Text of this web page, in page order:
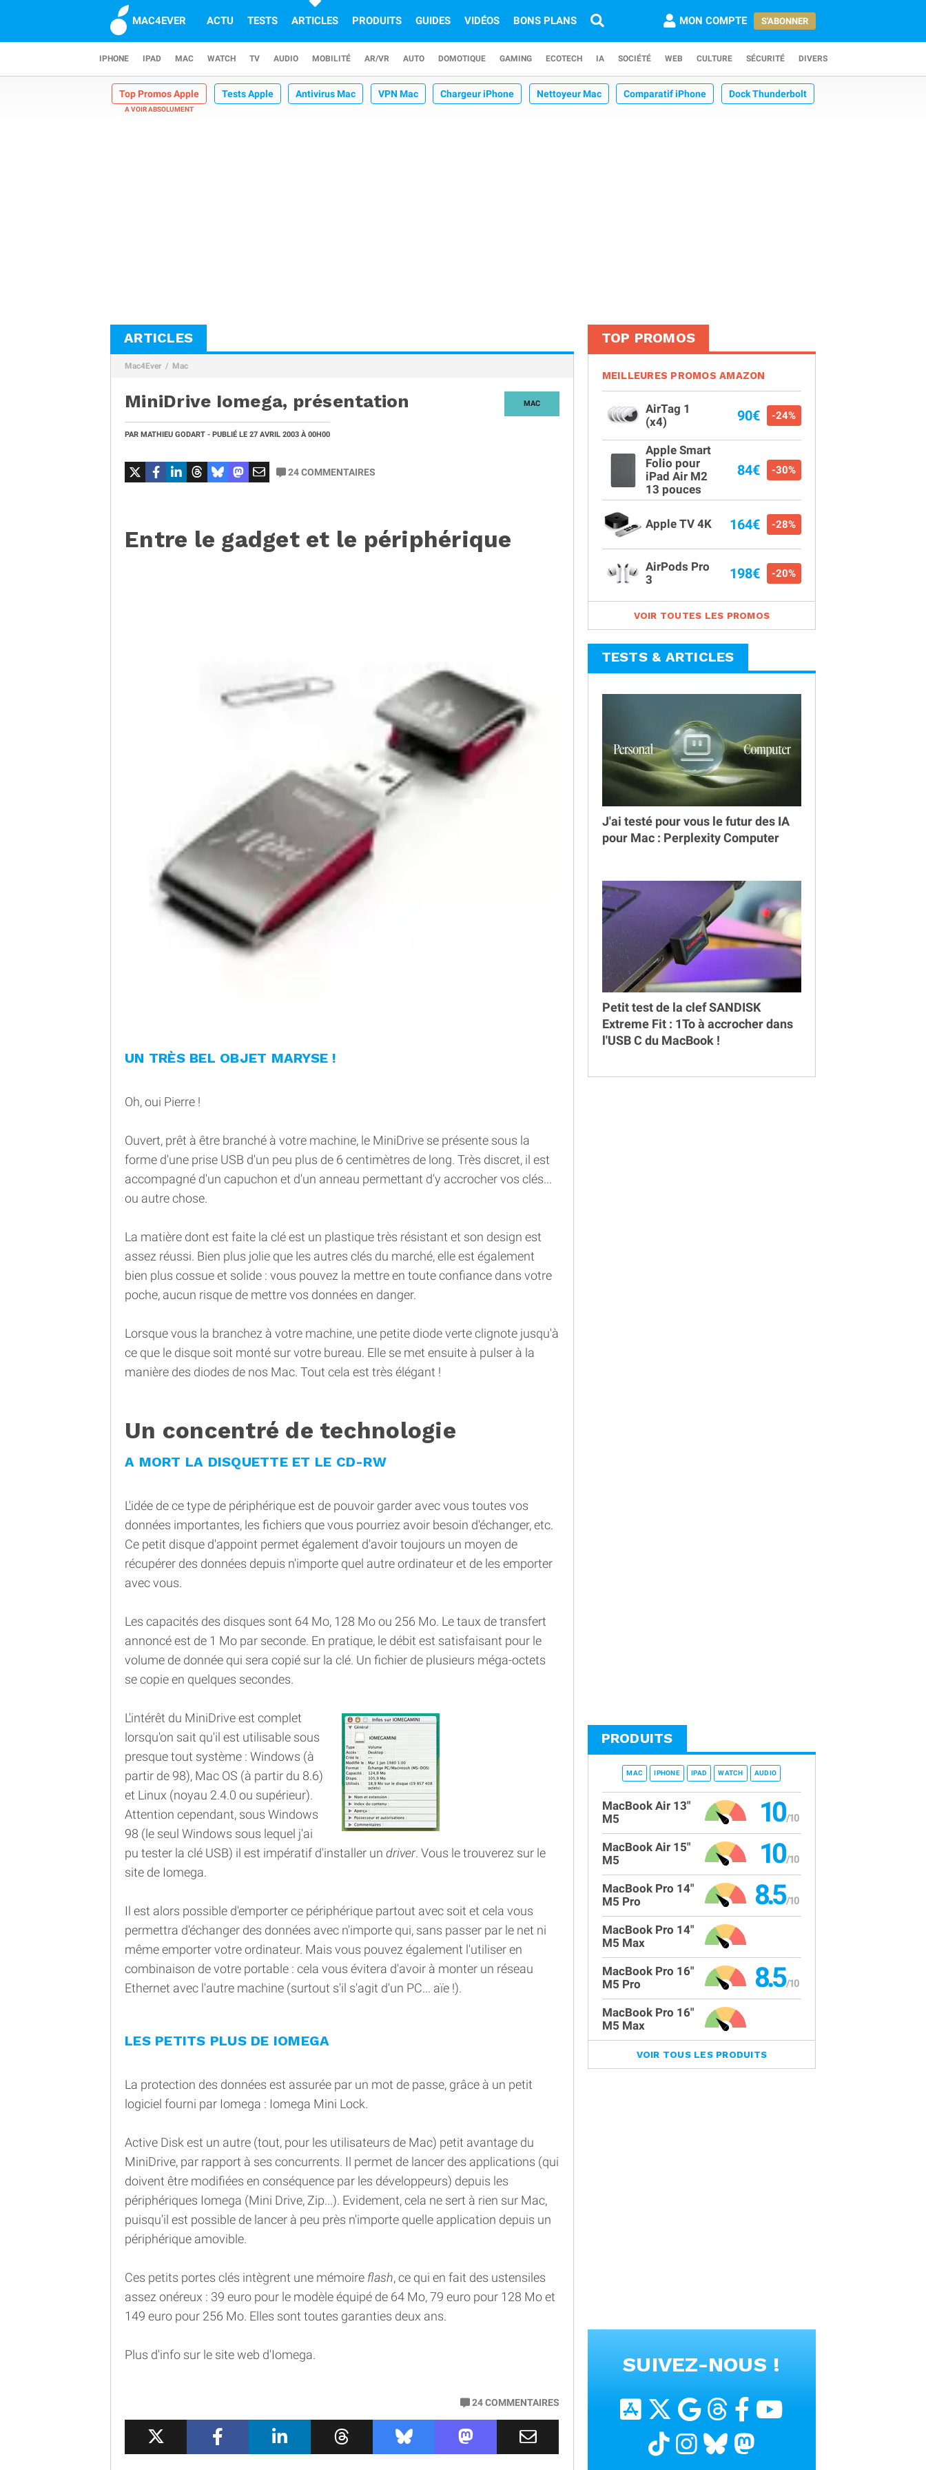
MAC4EVER ACTU TESTS ARTICLES PRODUITS GUIDES VIDÉOS BONS PLANS MON COMPTE S'ABONNER
IPHONE IPAD MAC WATCH TV AUDIO MOBILITÉ AR/VR AUTO DOMOTIQUE GAMING ECOTECH IA SOCIÉTÉ WEB CULTURE SÉCURITÉ DIVERS
Top Promos Apple Tests Apple Antivirus Mac VPN Mac Chargeur iPhone Nettoyeur Mac Comparatif iPhone Dock Thunderbolt
ARTICLES
Mac4Ever Mac
MAC
MiniDrive Iomega, présentation
PAR MATHIEU GODART - PUBLIÉ LE 27 AVRIL 2003 À 00H00
24COMMENTAIRES
Entre le gadget et le périphérique
UN TRÈS BEL OBJET MARYSE !
Oh, oui Pierre !
Ouvert, prêt à être branché à votre machine, le MiniDrive se présente sous la
forme d'une prise USB d'un peu plus de 6 centimètres de long. Très discret, il est
accompagné d'un capuchon et d'un anneau permettant d'y accrocher vos clés...
ou autre chose.
La matière dont est faite la clé est un plastique très résistant et son design est
assez réussi. Bien plus jolie que les autres clés du marché, elle est également
bien plus cossue et solide : vous pouvez la mettre en toute confiance dans votre
poche, aucun risque de mettre vos données en danger.
Lorsque vous la branchez à votre machine, une petite diode verte clignote jusqu'à
ce que le disque soit monté sur votre bureau. Elle se met ensuite à pulser à la
manière des diodes de nos Mac. Tout cela est très élégant !
Un concentré de technologie
A MORT LA DISQUETTE ET LE CD-RW
L'idée de ce type de périphérique est de pouvoir garder avec vous toutes vos
données importantes, les fichiers que vous pourriez avoir besoin d'échanger, etc.
Ce petit disque d'appoint permet également d'avoir toujours un moyen de
récupérer des données depuis n'importe quel autre ordinateur et de les emporter
avec vous.
Les capacités des disques sont 64 Mo, 128 Mo ou 256 Mo. Le taux de transfert
annoncé est de 1 Mo par seconde. En pratique, le débit est satisfaisant pour le
volume de donnée qui sera copié sur la clé. Un fichier de plusieurs méga-octets
se copie en quelques secondes.
L'intérêt du MiniDrive est complet
lorsqu'on sait qu'il est utilisable sous
presque tout système : Windows (à
partir de 98), Mac OS (à partir du 8.6)
et Linux (noyau 2.4.0 ou supérieur).
Attention cependant, sous Windows
98 (le seul Windows sous lequel j'ai
pu tester la clé USB) il est impératif d'installer un driver. Vous le trouverez sur le
site de Iomega.
Il est alors possible d'emporter ce périphérique partout avec soit et cela vous
permettra d'échanger des données avec n'importe qui, sans passer par le net ni
même emporter votre ordinateur. Mais vous pouvez également l'utiliser en
combinaison de votre portable : cela vous évitera d'avoir à monter un réseau
Ethernet avec l'autre machine (surtout s'il s'agit d'un PC... aïe !).
LES PETITS PLUS DE IOMEGA
La protection des données est assurée par un mot de passe, grâce à un petit
logiciel fourni par Iomega : Iomega Mini Lock.
Active Disk est un autre (tout, pour les utilisateurs de Mac) petit avantage du
MiniDrive, par rapport à ses concurrents. Il permet de lancer des applications (qui
doivent être modifiées en conséquence par les développeurs) depuis les
périphériques Iomega (Mini Drive, Zip...). Evidement, cela ne sert à rien sur Mac,
puisqu'il est possible de lancer à peu près n'importe quelle application depuis un
périphérique amovible.
Ces petits portes clés intègrent une mémoire flash, ce qui en fait des ustensiles
assez onéreux : 39 euro pour le modèle équipé de 64 Mo, 79 euro pour 128 Mo et
149 euro pour 256 Mo. Elles sont toutes garanties deux ans.
Plus d'info sur le site web d'Iomega.
24COMMENTAIRES
TOP PROMOS
MEILLEURES PROMOS AMAZON
AirTag 1
(x4)
90€ -24%
Apple Smart
Folio pour
iPad Air M2
13 pouces
84€ -30%
Apple TV 4K 164€ -28%
AirPods Pro
3
198€ -20%
VOIR TOUTES LES PROMOS
TESTS & ARTICLES
J'ai testé pour vous le futur des IA
pour Mac : Perplexity Computer
Petit test de la clef SANDISK
Extreme Fit : 1To à accrocher dans
l'USB C du MacBook !
PRODUITS
MAC IPHONE IPAD WATCH AUDIO
MacBook Air 13"
M5
10
MacBook Air 15"
M5
10
MacBook Pro 14"
M5 Pro
8.5
MacBook Pro 14"
M5 Max
MacBook Pro 16"
M5 Pro
8.5
MacBook Pro 16"
M5 Max
VOIR TOUS LES PRODUITS
SUIVEZ-NOUS !